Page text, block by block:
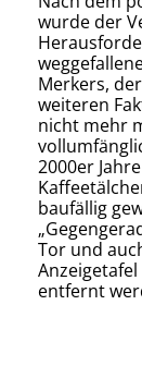
wurde der
Merkers,
weiteren
nicht mehr
2000er
baufällig
Tor und
entfernt